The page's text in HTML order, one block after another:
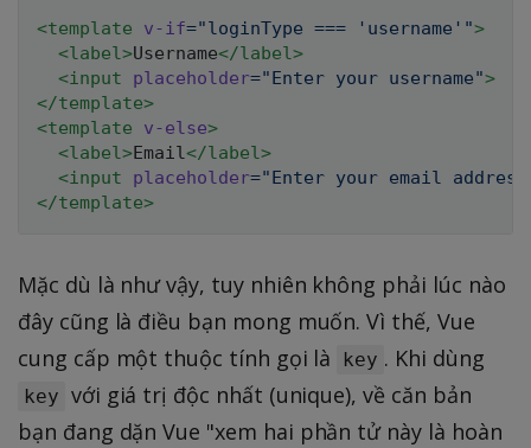
<template v-if="loginType === ' username ' ">
<label>Username</label>
<input placeholder="Enter your username">
</template>
<template v-else>
<label>Email</label>
<input placeholder="Enter your email address
</template>
Mặc dù là như vậy, tuy nhiên không phải lúc nào
đây cũng là điều bạn mong muốn. Vì thế, Vue
cung cấp một thuộc tính gọi là
key . Khi dùng
key với giá trị độc nhất (unique), về căn bản
bạn đang dặn Vue "xem hai phần tử này là hoàn